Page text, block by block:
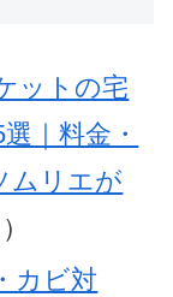
ットの宅
｜料金・
ムリエが
カビ対